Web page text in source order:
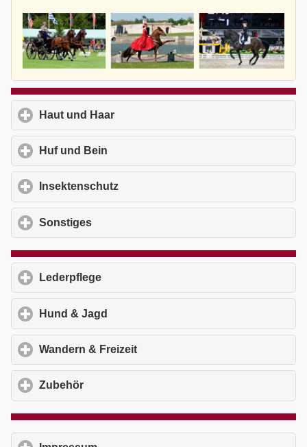
Haut und Haar
Huf und Bein
Insektenschutz
Sonstiges
Lederpflege
Hund & Jagd
Wandern & Freizeit
Zubehör